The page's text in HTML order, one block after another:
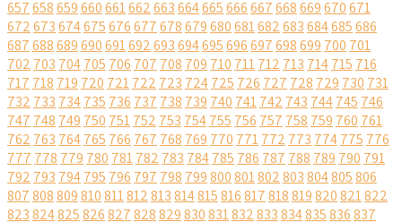
657658659660661662663664665666667668669670671
672673674675676677678679680681682683684685686
687688689690691692693694695696697698699 700 701
702 703 704705 706 707 708 709 710 711712 713 714715 716
717 718 719 720 721722 723 724725 726 727 728 729 730 731
732 733 734735 736 737 738 739 740 741742 743 744745 746
747 748 749 750 751752 753 754755 756 757 758 759 760 761
762 763 764765 766 767 768 769 770 771772 773 774775 776
777 778 779 780 781782 783 784785 786 787 788 789 790 791
792 793 794795 796 797 798 799800801802803804805806
807808809810811812813814815816817818819820821822
823824825826827828829830831832833834835836837